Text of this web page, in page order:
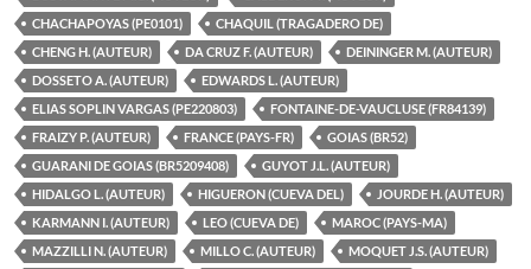
CHACHAPOYAS (PE0101)
CHAQUIL (TRAGADERO DE)
CHENG H. (AUTEUR)
DA CRUZ F. (AUTEUR)
DEININGER M. (AUTEUR)
DOSSETO A. (AUTEUR)
EDWARDS L. (AUTEUR)
ELIAS SOPLIN VARGAS (PE220803)
FONTAINE-DE-VAUCLUSE (FR84139)
FRAIZY P. (AUTEUR)
FRANCE (PAYS-FR)
GOIAS (BR52)
GUARANI DE GOIAS (BR5209408)
GUYOT J.L. (AUTEUR)
HIDALGO L. (AUTEUR)
HIGUERON (CUEVA DEL)
JOURDE H. (AUTEUR)
KARMANN I. (AUTEUR)
LEO (CUEVA DE)
MAROC (PAYS-MA)
MAZZILLI N. (AUTEUR)
MILLO C. (AUTEUR)
MOQUET J.S. (AUTEUR)